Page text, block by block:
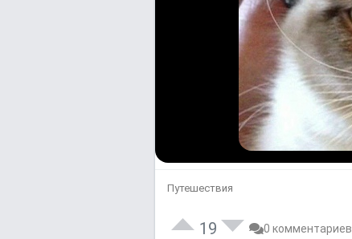
Путешествия
19 0 комментариев